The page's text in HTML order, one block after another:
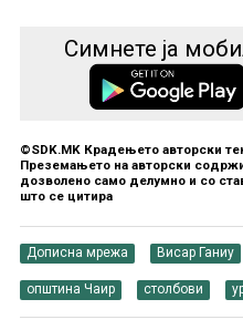
Симнете ја
©SDK.MK Крадењето авторски
Преземањето на авторски
дозволено само делумно и со
што се цитира
Дописна мрежа Висар Ганиу
општина Чаир столбови